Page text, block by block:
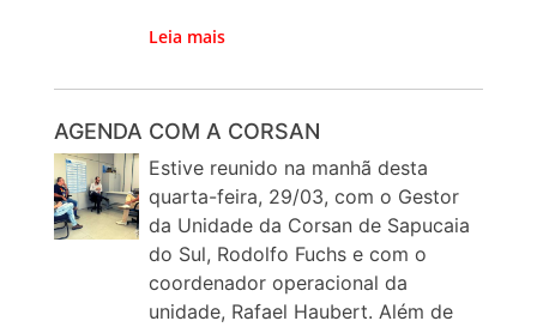
Leia mais
AGENDA COM A CORSAN
Estive reunido na manhã desta
quarta-feira, 29/03, com o Gestor
da Unidade da Corsan de Sapucaia
do Sul, Rodolfo Fuchs e com o
coordenador operacional da
unidade, Rafael Haubert. Além de